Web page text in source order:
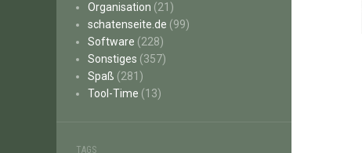
Organisation (21)
schatenseite.de (99)
Software (228)
Sonstiges (357)
Spaß (281)
Tool-Time (13)
TAGS